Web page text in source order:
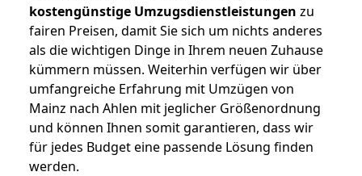
kostengünstige Umzugsdienstleistungen zu
fairen Preisen, damit Sie sich um nichts anderes
als die wichtigen Dinge in Ihrem neuen Zuhause
kümmern müssen. Weiterhin verfügen wir über
umfangreiche Erfahrung mit Umzügen von
Mainz nach Ahlen mit jeglicher Größenordnung
und können Ihnen somit garantieren, dass wir
für jedes Budget eine passende Lösung finden
werden.